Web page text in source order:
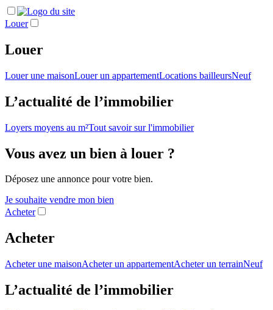
Louer
Louer
Louer une maisonLouer un appartementLocations bailleursNeuf
L’actualité de l’immobilier
Loyers moyens au m²Tout savoir sur l'immobilier
Vous avez un bien à louer ?
Déposez une annonce pour votre bien.
Je souhaite vendre mon bien
Acheter
Acheter
Acheter une maisonAcheter un appartementAcheter un terrainNeuf
L’actualité de l’immobilier